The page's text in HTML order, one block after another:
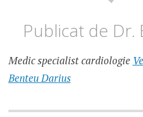
B12
ALIMENTE
VITAMINA
B12 SE
GASESTE
Publicat de Dr.
Medic specialist cardiologie
Benteu Darius